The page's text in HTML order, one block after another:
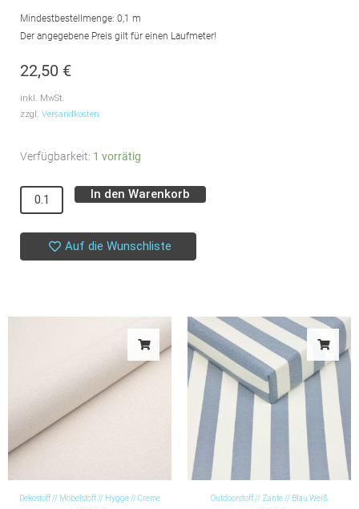
Mindestbestellmenge: 0,1 m
Der angegebene Preis gilt für einen Laufmeter!
22,50 €
inkl. MwSt.
zzgl. Versandkosten
Verfügbarkeit: 1 vorrätig
Bündchen
SYAS
//
Olive
Drab
In den Warenkorb
Auf die Wunschliste
Dekostoff // Möbelstoff // Hygge // Creme Outdoorstoff // Zante // Blau Weiß